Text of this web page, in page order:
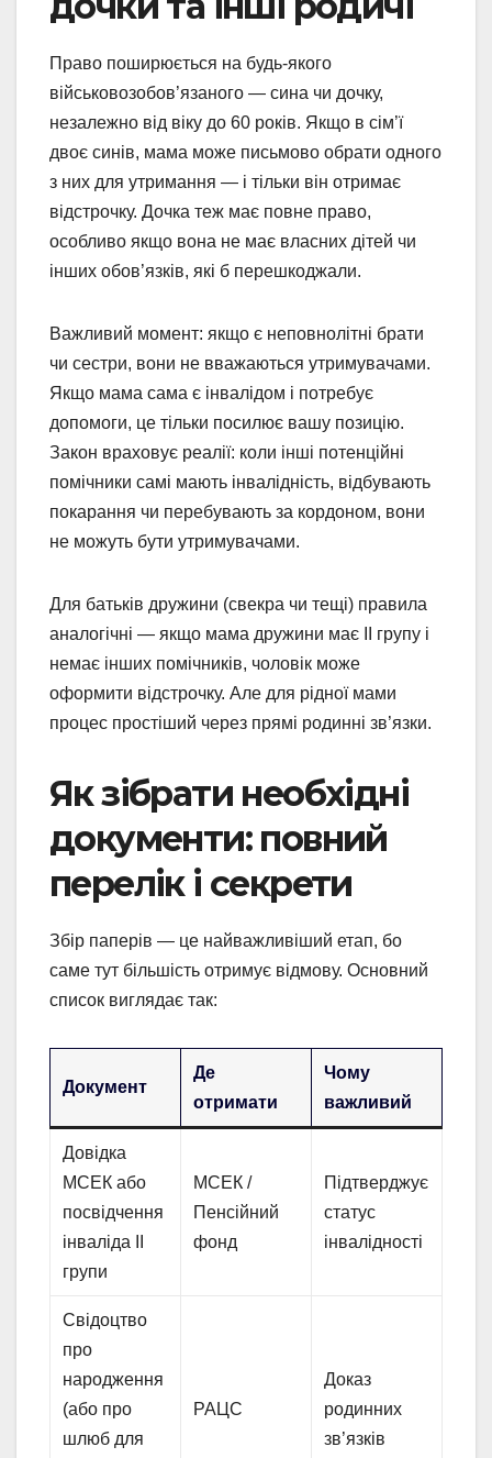
Право поширюється на будь-якого
військовозобов’язаного — сина чи дочку,
незалежно від віку до 60 років. Якщо в сім’ї
двоє синів, мама може письмово обрати одного
з них для утримання — і тільки він отримає
відстрочку. Дочка теж має повне право,
особливо якщо вона не має власних дітей чи
інших обов’язків, які б перешкоджали.
Важливий момент: якщо є неповнолітні брати
чи сестри, вони не вважаються утримувачами.
Якщо мама сама є інвалідом і потребує
допомоги, це тільки посилює вашу позицію.
Закон враховує реалії: коли інші потенційні
помічники самі мають інвалідність, відбувають
покарання чи перебувають за кордоном, вони
не можуть бути утримувачами.
Для батьків дружини (свекра чи тещі) правила
аналогічні — якщо мама дружини має II групу і
немає інших помічників, чоловік може
оформити відстрочку. Але для рідної мами
процес простіший через прямі родинні зв’язки.
Як зібрати необхідні
документи: повний
перелік і секрети
Збір паперів — це найважливіший етап, бо
саме тут більшість отримує відмову. Основний
список виглядає так:
Документ
Де
отримати
Чому
важливий
Довідка
МСЕК або
посвідчення
інваліда II
групи
МСЕК /
Пенсійний
фонд
Підтверджує
статус
інвалідності
Свідоцтво
про
народження
(або про
шлюб для
РАЦС
Доказ
родинних
зв’язків